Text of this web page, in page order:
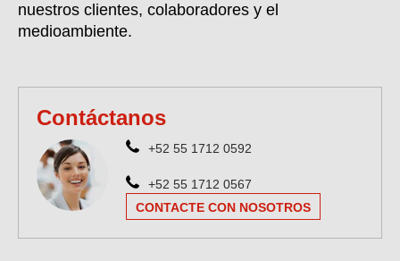
nuestros clientes, colaboradores y el
medioambiente.
Contáctanos
+52 55 1712 0592
+52 55 1712 0567
CONTACTE CON NOSOTROS